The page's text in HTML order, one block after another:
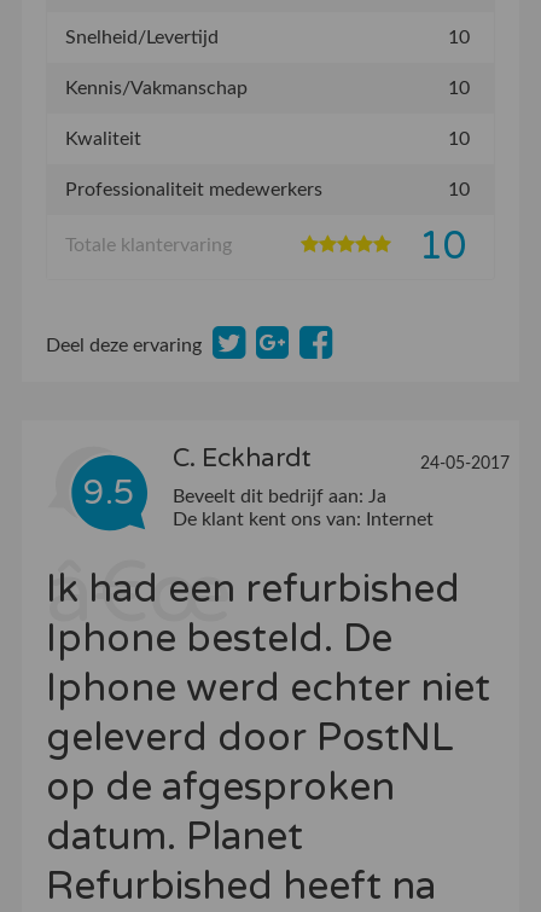
Snelheid/Levertijd 10
Kennis/Vakmanschap 10
Kwaliteit 10
Professionaliteit medewerkers 10
Totale klantervaring 10
Deel deze ervaring
9.5
C. Eckhardt 24-05-2017
Beveelt dit bedrijf aan: Ja
De klant kent ons van:
Internet
Ik had een refurbished
Iphone besteld. De
Iphone werd echter niet
geleverd door PostNL
op de afgesproken
datum. Planet
Refurbished heeft na